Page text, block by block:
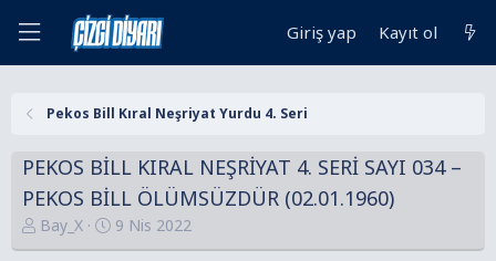
Giriş yap Kayıt ol
Pekos Bill Kıral Neşriyat Yurdu 4. Seri
PEKOS BİLL KIRAL NEŞRİYAT 4. SERİ SAYI 034 –
PEKOS BİLL ÖLÜMSÜZDÜR (02.01.1960)
K
o
Bay_X
B
a
9 Nis 2022